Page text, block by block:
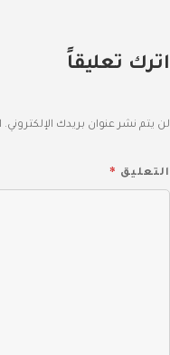
اترك تعليقاً
لن يتم نشر عنوان بريدك الإلكتروني.
التعليق *